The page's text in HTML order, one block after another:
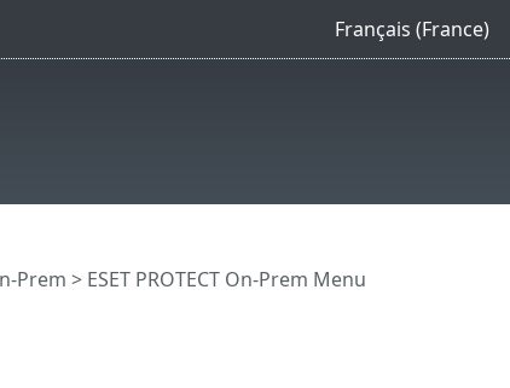
Français (France)
Prem > ESET PROTECT On-Prem Menu